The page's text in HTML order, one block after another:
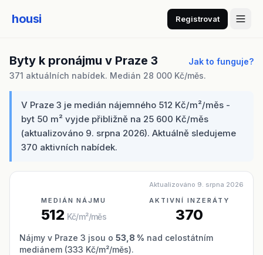
housi Registrovat
Byty k pronájmu v Praze 3
Jak to funguje?
371 aktuálních nabídek. Medián 28 000 Kč/měs.
V Praze 3 je medián nájemného 512 Kč/m²/měs -
byt 50 m² vyjde přibližně na 25 600 Kč/měs
(aktualizováno 9. srpna 2026). Aktuálně sledujeme
370 aktivních nabídek.
Aktualizováno 9. srpna 2026
MEDIÁN NÁJMU
512 Kč/m²/měs
AKTIVNÍ INZERÁTY
370
Nájmy v Praze 3 jsou o 53,8 % nad celostátním
mediánem (333 Kč/m²/měs).